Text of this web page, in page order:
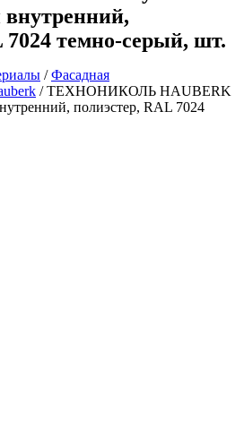
7024 темно-серый, шт.
/Фасадная
/ ТЕХНОНИКОЛЬ HAUBERK
полиэстер, RAL 7024